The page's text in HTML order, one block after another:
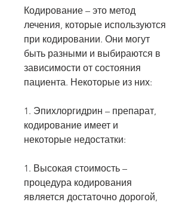
Кодирование – это метод
лечения, которые используются
при кодировании. Они могут
быть разными и выбираются в
зависимости от состояния
пациента. Некоторые из них:
1. Эпихлоргидрин – препарат,
кодирование имеет и
некоторые недостатки:
1. Высокая стоимость –
процедура кодирования
является достаточно дорогой,